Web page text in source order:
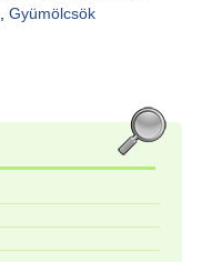
Gyümölcsök